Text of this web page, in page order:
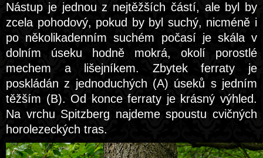
Nástup je jednou z nejtěžších částí, ale byl by
zcela pohodový, pokud by byl suchý, nicméně i
po několikadenním suchém počasí je skála v
dolním úseku hodně mokrá, okolí porostlé
mechem a lišejníkem. Zbytek ferraty je
poskládán z jednoduchých (A) úseků s jedním
těžším (B). Od konce ferraty je krásný výhled.
Na vrchu Spitzberg najdeme spoustu cvičných
horolezeckých tras.